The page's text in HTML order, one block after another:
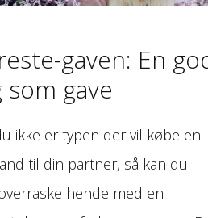
gaven: En
som gave
ikke er typen der vil købe en
til din partner, så kan du
hende med en